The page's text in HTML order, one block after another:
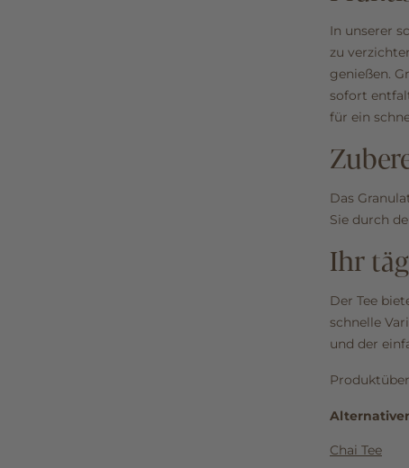
In unserer
zu
genießen.
sofort
für ein
Das
Sie durch
Ihr
Der Tee
schnelle
und der
Chai Tee